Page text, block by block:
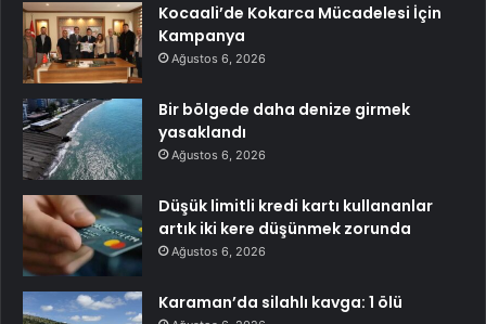
Kocaali’de Kokarca Mücadelesi İçin
Kampanya
Ağustos 6, 2026
Bir bölgede daha denize girmek
yasaklandı
Ağustos 6, 2026
Düşük limitli kredi kartı kullananlar
artık iki kere düşünmek zorunda
Ağustos 6, 2026
Karaman’da silahlı kavga: 1 ölü